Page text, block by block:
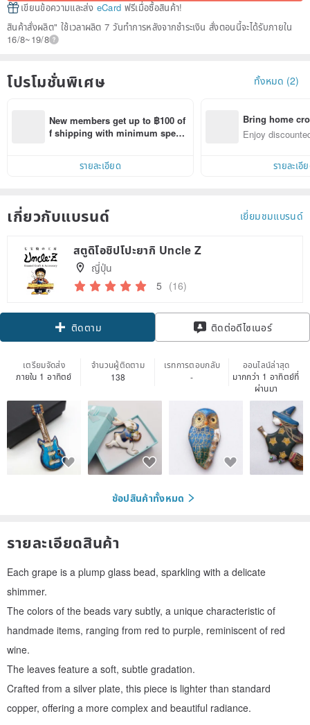
เขียนข้อความและส่ง eCard ฟรีเมื่อซื้อสินค้า!
สินค้าสั่งผลิต" ใช้เวลาผลิต 7 วันทำการหลังจากชำระเงิน สั่งตอนนี้จะได้รับภายใน
16/8~19/8
โปรโมชั่นพิเศษ ทั้งหมด (2)
New members get up to ฿100 of
f shipping with minimum spen
รายละเอียด
Bring home
n with ease
Enjoy
รายละเอี
เกี่ยวกับแบรนด์ เยี่ยมชมแบรนด์
สตูดิโอชิปโปะยากิ Uncle Z
ญี่ปุ่น
5 (16)
ติดตาม ติดต่อดีไซเนอร์
เตรียมจัดส่ง
ภายใน 1 อาทิตย์
จำนวนผู้ติดตาม
138
เรทการตอบกลับ
-
ออนไลน์ล่าสุด
มากกว่า 1 อาทิตย์ที่
ผ่านมา
ช้อปสินค้าทั้งหมด
รายละเอียดสินค้า
Each grape is a plump glass bead, sparkling with a delicate
shimmer.
The colors of the beads vary subtly, a unique characteristic of
handmade items, ranging from red to purple, reminiscent of red
wine.
The leaves feature a soft, subtle gradation.
Crafted from a silver plate, this piece is lighter than standard
copper, offering a more complex and beautiful radiance.